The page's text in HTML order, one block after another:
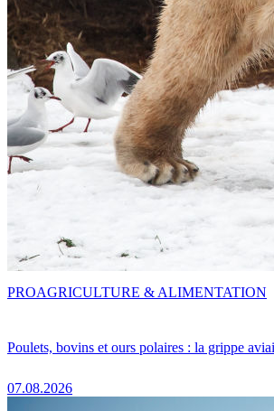
Poulets, bovins et ours polaires : la grippe
07.08.2026
PROAGRICULTURE & ALIMENTATION